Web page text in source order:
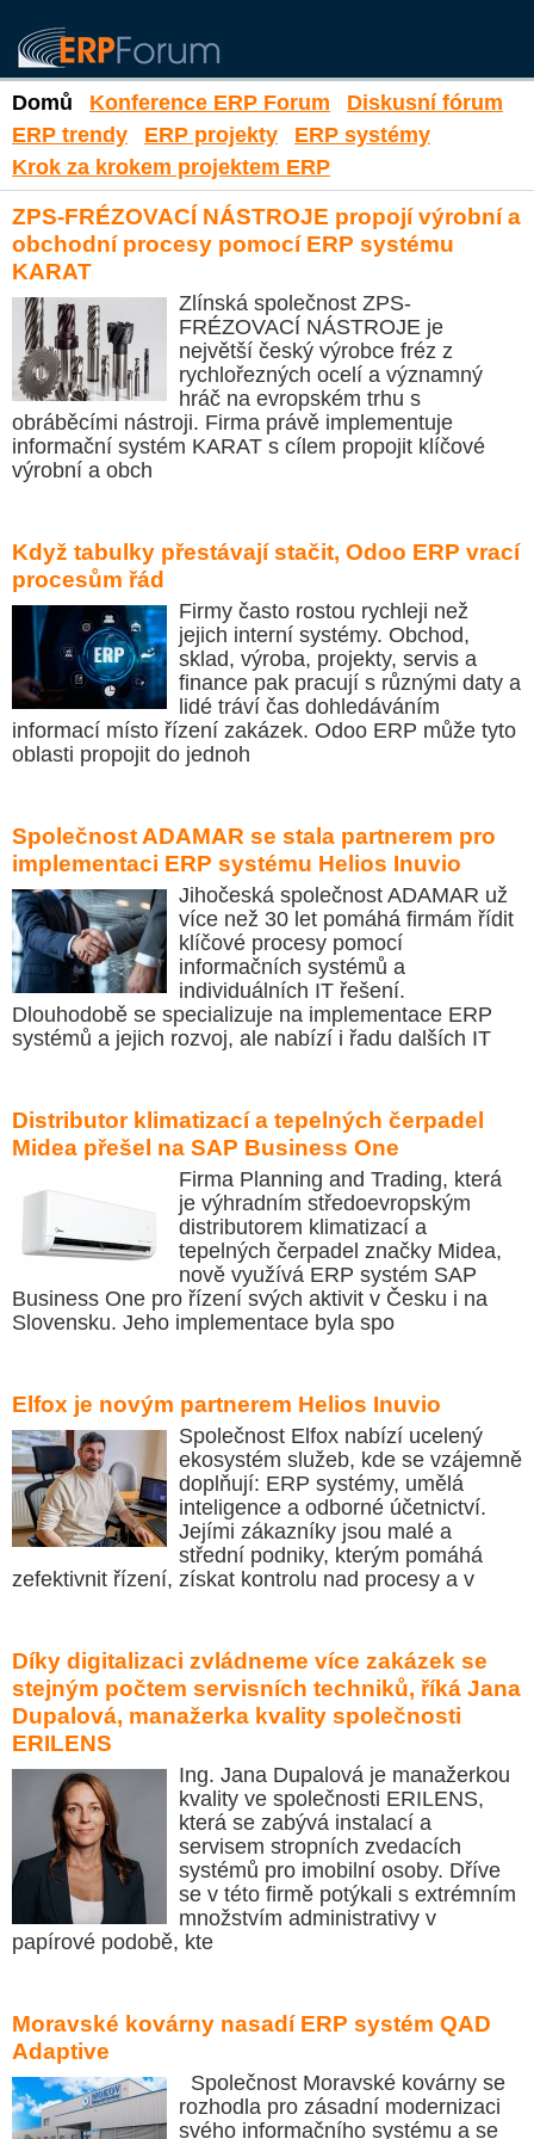
Domů Konference ERP Forum
Diskusní fórum
ERP trendy
ERP projekty
ERP systémy
Krok za krokem projektem ERP
ZPS-FRÉZOVACÍ NÁSTROJE propojí výrobní a
obchodní procesy pomocí ERP systému
KARAT
Zlínská společnost ZPS-
FRÉZOVACÍ NÁSTROJE je
největší český výrobce fréz z
rychlořezných ocelí a významný
hráč na evropském trhu s
obráběcími nástroji. Firma právě implementuje
informační systém KARAT s cílem propojit klíčové
výrobní a obch
Když tabulky přestávají stačit, Odoo ERP vrací
procesům řád
Firmy často rostou rychleji než
jejich interní systémy. Obchod,
sklad, výroba, projekty, servis a
finance pak pracují s různými daty a
lidé tráví čas dohledáváním
informací místo řízení zakázek. Odoo ERP může tyto
oblasti propojit do jednoh
Společnost ADAMAR se stala partnerem pro
implementaci ERP systému Helios Inuvio
Jihočeská společnost ADAMAR už
více než 30 let pomáhá firmám řídit
klíčové procesy pomocí
informačních systémů a
individuálních IT řešení.
Dlouhodobě se specializuje na implementace ERP
systémů a jejich rozvoj, ale nabízí i řadu dalších IT
Distributor klimatizací a tepelných čerpadel
Midea přešel na SAP Business One
Firma Planning and Trading, která
je výhradním středoevropským
distributorem klimatizací a
tepelných čerpadel značky Midea,
nově využívá ERP systém SAP
Business One pro řízení svých aktivit v Česku i na
Slovensku. Jeho implementace byla spo
Elfox je novým partnerem Helios Inuvio
Společnost Elfox nabízí ucelený
ekosystém služeb, kde se vzájemně
doplňují: ERP systémy, umělá
inteligence a odborné účetnictví.
Jejími zákazníky jsou malé a
střední podniky, kterým pomáhá
zefektivnit řízení, získat kontrolu nad procesy a v
Díky digitalizaci zvládneme více zakázek se
stejným počtem servisních techniků, říká Jana
Dupalová, manažerka kvality společnosti
ERILENS
Ing. Jana Dupalová je manažerkou
kvality ve společnosti ERILENS,
která se zabývá instalací a
servisem stropních zvedacích
systémů pro imobilní osoby. Dříve
se v této firmě potýkali s extrémním
množstvím administrativy v
papírové podobě, kte
Moravské kovárny nasadí ERP systém QAD
Adaptive
Společnost Moravské kovárny se
rozhodla pro zásadní modernizaci
svého informačního systému a se